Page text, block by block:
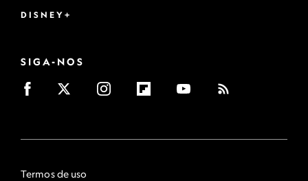
DISNEY+
SIGA-NOS
Termos de uso